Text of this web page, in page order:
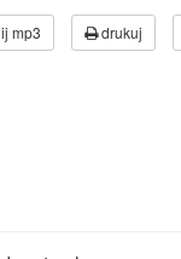
mp3 drukuj